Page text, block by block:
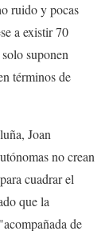
ruido y pocas
a existir 70
suponen
términos de
Joan
no crean
cuadrar el
que la
de